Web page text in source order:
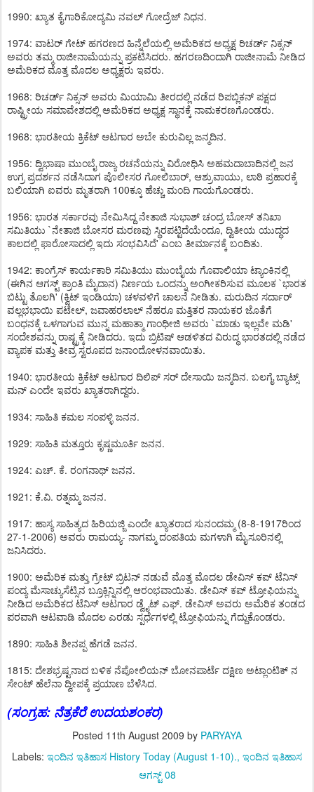
1990: ಖ್ಯಾತ ಕೈಗಾರಿಕೋದ್ಯಮಿ ನವಲ್ ಗೋದ್ರೆಜ್ ನಿಧನ.
1974: ವಾಟರ್ ಗೇಟ್ ಹಗರಣದ ಹಿನ್ನೆಲೆಯಲ್ಲಿ ಅಮೆರಿಕದ ಅಧ್ಯಕ್ಷ ರಿಚರ್ಡ್ ನಿಕ್ಸನ್
ಅವರು ತಮ್ಮ ರಾಜೀನಾಮೆಯನ್ನು ಪ್ರಕಟಿಸಿದರು. ಹಗರಣದಿಂದಾಗಿ ರಾಜೀನಾಮೆ ನೀಡಿದ
ಅಮೆರಿಕದ ಮೊತ್ತ ಮೊದಲ ಅಧ್ಯಕ್ಷರು ಇವರು.
1968: ರಿಚರ್ಡ್ ನಿಕ್ಸನ್ ಅವರು ಮಿಯಾಮಿ ತೀರದಲ್ಲಿ ನಡೆದ ರಿಪಬ್ಲಿಕನ್ ಪಕ್ಷದ
ರಾಷ್ಟ್ರೀಯ ಸಮಾವೇಶದಲ್ಲಿ ಅಮೆರಿಕದ ಅಧ್ಯಕ್ಷ ಸ್ಥಾನಕ್ಕೆ ನಾಮಕರಣಗೊಂಡರು.
1968: ಭಾರತೀಯ ಕ್ರಿಕೆಟ್ ಆಟಗಾರ ಅಬೇ ಕುರುವಿಲ್ಲ ಜನ್ಮದಿನ.
1956: ದ್ವಿಭಾಷಾ ಮುಂಬೈ ರಾಜ್ಯ ರಚನೆಯನ್ನು ವಿರೋಧಿಸಿ ಅಹಮದಾಬಾದಿನಲ್ಲಿ ಜನ
ಉಗ್ರ ಪ್ರದರ್ಶನ ನಡೆಸಿದಾಗ ಪೊಲೀಸರ ಗೋಲಿಬಾರ್, ಆಶ್ರುವಾಯು, ಲಾಠಿ ಪ್ರಹಾರಕ್ಕೆ
ಬಲಿಯಾಗಿ ಐವರು ಮೃತರಾಗಿ 100ಕ್ಕೂ ಹೆಚ್ಚು ಮಂದಿ ಗಾಯಗೊಂಡರು.
1956: ಭಾರತ ಸರ್ಕಾರವು ನೇಮಿಸಿದ್ದ ನೇತಾಜಿ ಸುಭಾಶ್ ಚಂದ್ರ ಬೋಸ್ ತನಿಖಾ
ಸಮಿತಿಯು `ನೇತಾಜಿ ಬೋಸರ ಮರಣವು ಸ್ಥಿರಪಟ್ಟಿದೆಯೆಂದೂ, ದ್ವಿತೀಯ ಯುದ್ಧದ
ಕಾಲದಲ್ಲಿ ಫಾರೋಸಾದಲ್ಲಿ ಇದು ಸಂಭವಿಸಿದೆ' ಎಂಬ ತೀರ್ಮಾನಕ್ಕೆ ಬಂದಿತು.
1942: ಕಾಂಗ್ರೆಸ್ ಕಾರ್ಯಕಾರಿ ಸಮಿತಿಯು ಮುಂಬೈಯ ಗೊವಾಲಿಯಾ ಟ್ಯಾಂಕಿನಲ್ಲಿ
(ಈಗಿನ ಆಗಸ್ಟ್ ಕ್ರಾಂತಿ ಮೈದಾನ) ನಿರ್ಣಯ ಒಂದನ್ನು ಅಂಗೀಕರಿಸುವ ಮೂಲಕ `ಭಾರತ
ಬಿಟ್ಟು ತೊಲಗಿ' (ಕ್ವಿಟ್ ಇಂಡಿಯಾ) ಚಳವಳಿಗೆ ಚಾಲನೆ ನೀಡಿತು. ಮರುದಿನ ಸರ್ದಾರ್
ವಲ್ಲಭಭಾಯಿ ಪಟೇಲ್, ಜವಾಹರಲಾಲ್ ನೆಹರೂ ಮತ್ತಿತರ ನಾಯಕರ ಜೊತೆಗೆ
ಬಂಧನಕ್ಕೆ ಒಳಗಾಗುವ ಮುನ್ನ ಮಹಾತ್ಮಾ ಗಾಂಧೀಜಿ ಅವರು `ಮಾಡು ಇಲ್ಲವೇ ಮಡಿ'
ಸಂದೇಶವನ್ನು ರಾಷ್ಟ್ರಕ್ಕೆ ನೀಡಿದರು. ಇದು ಬ್ರಿಟಿಷ್ ಆಡಳಿತದ ವಿರುದ್ಧ ಭಾರತದಲ್ಲಿ ನಡೆದ
ವ್ಯಾಪಕ ಮತ್ತು ತೀವ್ರ ಸ್ವರೂಪದ ಜನಾಂದೋಳನವಾಯಿತು.
1940: ಭಾರತೀಯ ಕ್ರಿಕೆಟ್ ಆಟಗಾರ ದಿಲಿಪ್ ಸರ್ ದೇಸಾಯಿ ಜನ್ಮದಿನ. ಬಲಗೈ ಬ್ಯಾಟ್ಸ್
ಮನ್ ಎಂದೇ ಇವರು ಖ್ಯಾತರಾಗಿದ್ದರು.
1934: ಸಾಹಿತಿ ಕಮಲ ಸಂಪಳ್ಳಿ ಜನನ.
1929: ಸಾಹಿತಿ ಮತ್ತೂರು ಕೃಷ್ಣಮೂರ್ತಿ ಜನನ.
1924: ಎಚ್. ಕೆ. ರಂಗನಾಥ್ ಜನನ.
1921: ಕೆ.ವಿ. ರತ್ನಮ್ಮ ಜನನ.
1917: ಹಾಸ್ಯ ಸಾಹಿತ್ಯದ ಹಿರಿಯಜ್ಜಿ ಎಂದೇ ಖ್ಯಾತರಾದ ಸುನಂದಮ್ಮ (8-8-1917ರಿಂದ
27-1-2006) ಅವರು ರಾಮಯ್ಯ- ನಾಗಮ್ಮ ದಂಪತಿಯ ಮಗಳಾಗಿ ಮೈಸೂರಿನಲ್ಲಿ
ಜನಿಸಿದರು.
1900: ಅಮೆರಿಕ ಮತ್ತು ಗ್ರೇಟ್ ಬ್ರಿಟನ್ ನಡುವೆ ಮೊತ್ತ ಮೊದಲ ಡೇವಿಸ್ ಕಪ್ ಟೆನಿಸ್
ಪಂದ್ಯ ಮೆಸಾಚ್ಯುಸೆಟ್ಸಿನ ಬ್ರೂಕ್ಲಿನ್ನಿನಲ್ಲಿ ಆರಂಭವಾಯಿತು. ಡೇವಿಸ್ ಕಪ್ ಟ್ರೋಫಿಯನ್ನು
ನೀಡಿದ ಅಮೆರಿಕದ ಟೆನಿಸ್ ಆಟಗಾರ ಡ್ವೈಟ್ ಎಫ್. ಡೇವಿಸ್ ಅವರು ಅಮೆರಿಕ ತಂಡದ
ಪರವಾಗಿ ಆಟವಾಡಿ ಮೊದಲ ಎರಡು ಸ್ಪರ್ಧೆಗಳಲ್ಲಿ ಟ್ರೋಫಿಯನ್ನು ಗೆದ್ದುಕೊಂಡರು.
1890: ಸಾಹಿತಿ ಶೀನಪ್ಪ ಹೆಗಡೆ ಜನನ.
1815: ದೇಶಭ್ರಷ್ಟನಾದ ಬಳಿಕ ನೆಪೋಲಿಯನ್ ಬೋನಪಾರ್ಟೆ ದಕ್ಷಿಣ ಅಟ್ಲಾಂಟಿಕ್ ನ
ಸೇಂಟ್ ಹೆಲೆನಾ ದ್ವೀಪಕ್ಕೆ ಪ್ರಯಾಣ ಬೆಳೆಸಿದ.
(ಸಂಗ್ರಹ: ನೆತ್ರಕೆರೆ ಉದಯಶಂಕರ)
Posted 11th August 2009 by PARYAYA
Labels: ಇಂದಿನ ಇತಿಹಾಸ History Today (August 1-10). ಇಂದಿನ ಇತಿಹಾಸ
ಆಗಸ್ಟ್ 08